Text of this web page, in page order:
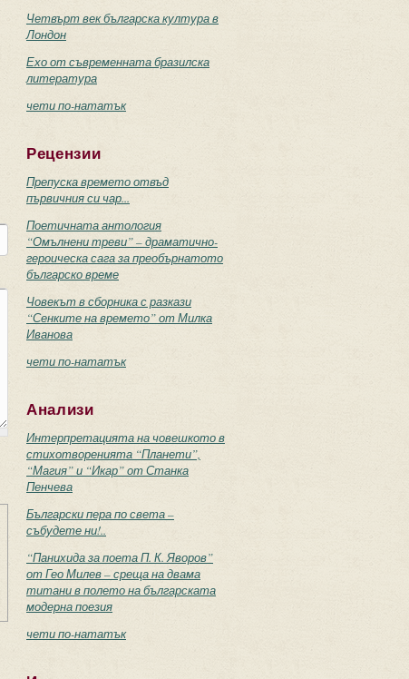
Четвърт век българска култура в
Лондон
Ехо от съвременната бразилска
литература
чети по-нататък
Рецензии
Препуска времето отвъд
първичния си чар...
Поетичната антология
“Омълнени треви” – драматично-
героическа сага за преобърнатото
българско време
Човекът в сборника с разкази
“Сенките на времето” от Милка
Иванова
чети по-нататък
Анализи
Интерпретацията на човешкото в
стихотворенията “Планети”,
“Магия” и “Икар” от Станка
Пенчева
Български пера по света –
събудете ни!..
“Панихида за поета П. К. Яворов”
от Гео Милев – среща на двама
титани в полето на българската
модерна поезия
чети по-нататък